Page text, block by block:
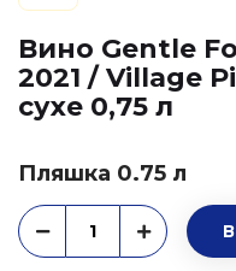
Вино Gentle
2021 / Village
сухе 0,75 л
Пляшка 0.75 л